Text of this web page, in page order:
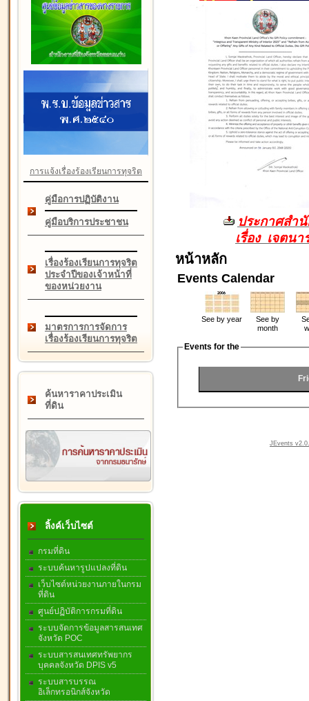
การแจ้งเรื่องร้องเรียนการทุจริต
คู่มือการปฏิบัติงาน
คู่มือบริการประชาชน
เรื่องร้องเรียนการทุจริต
ประจำปีของเจ้าหน้าที่
ของหน่วยงาน
มาตรการการจัดการ
เรื่องร้องเรียนการทุจริต
ค้นหาราคาประเมิน
ที่ดิน
ลิ้งค์เว็บไซต์
กรมที่ดิน
ระบบค้นหารูปแปลงที่ดิน
เว็บไซต์หน่วยงานภายในกรม
ที่ดิน
ศูนย์ปฏิบัติการกรมที่ดิน
ระบบจัดการข้อมูลสารสนเทศ
จังหวัด POC
ระบบสารสนเทศทรัพยากร
บุคคลจังหวัด DPIS v5
ระบบสารบรรณ
อิเล็กทรอนิกส์จังหวัด
ประกาศสำ
เรื่อง เจตน
หน้าหลัก
Events Calendar
See by year
See by
month
Events for the
JEvents